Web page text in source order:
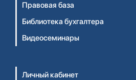
Правовая база
Библиотека бухгалтера
Видеосеминары
Личный кабинет